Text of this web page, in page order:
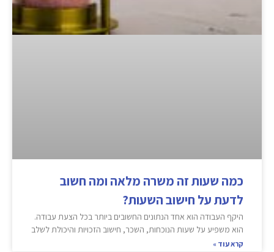
כמה שעות זה משרה מלאה ומה חשוב
לדעת על חישוב השעות?
היקף העבודה הוא אחד הנתונים החשובים ביותר בכל הצעת עבודה.
הוא משפיע על שעות הנוכחות, השכר, חישוב הזכויות והיכולת לשלב
קרא עוד »